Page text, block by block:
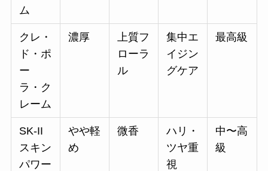
ム
クレ・
ド・ポ
ー
ラ・ク
レーム
濃厚
上質フ
ローラ
ル
集中エ
イジン
グケア
最高級
SK-II
スキン
パワー
やや軽
め
微香
ハリ・
ツヤ重
視
中〜高
級